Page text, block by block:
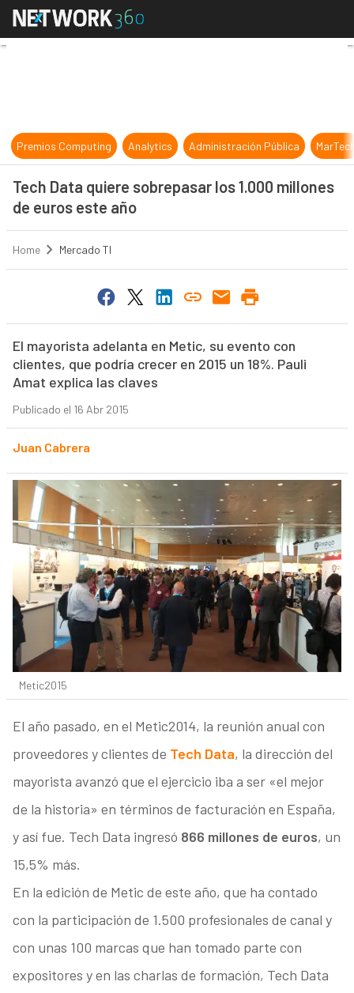
Tech Data quiere sobrepasar los
Premios Computing Analytics Administración Pública
Tech Data quiere sobrepasar los 1.000 millones
de euros este año
Home Mercado TI
El mayorista adelanta en Metic, su evento con
clientes, que podría crecer en 2015 un 18%. Pauli
Amat explica las claves
Publicado el 16 Abr 2015
Juan Cabrera
Metic2015
El año pasado, en el Metic2014, la reunión anual con
proveedores y clientes de Tech Data, la dirección del
mayorista avanzó que el ejercicio iba a ser «el mejor
de la historia» en términos de facturación en España,
y así fue. Tech Data ingresó 866 millones de euros, un
15,5% más.
En la edición de Metic de este año, que ha contado
con la participación de 1.500 profesionales de canal y
con unas 100 marcas que han tomado parte con
expositores y en las charlas de formación, Tech Data